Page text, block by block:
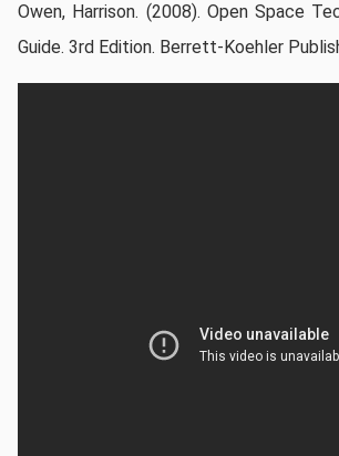
Owen, Harrison. (2008). Open Space
Guide. 3rd Edition. Berrett-Koehler